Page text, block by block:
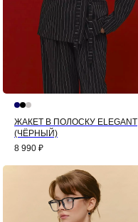
ЖАКЕТ В ПОЛОСКУ ELEGANT
(ЧЁРНЫЙ)
8 990 ₽